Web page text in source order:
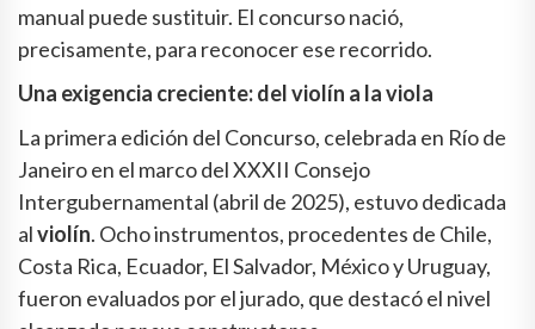
manual puede sustituir. El concurso nació,
precisamente, para reconocer ese recorrido.
Una exigencia creciente: del violín a la viola
La primera edición del Concurso, celebrada en Río de
Janeiro en el marco del XXXII Consejo
Intergubernamental (abril de 2025), estuvo dedicada
alviolín. Ocho instrumentos, procedentes de Chile,
Costa Rica, Ecuador, El Salvador, México y Uruguay,
fueron evaluados por el jurado, que destacó el nivel